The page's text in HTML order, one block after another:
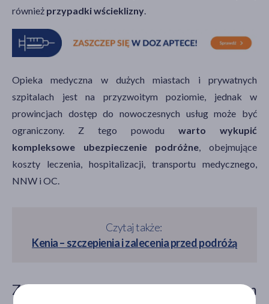
również przypadki wścieklizny
Opieka medyczna w dużych miastach i prywatnych
szpitalach jest na przyzwoitym poziomie, jednak w
prowincjach dostęp do nowoczesnych usług może być
ograniczony. Z tego powodu warto wykupić
kompleksowe ubezpieczenie podróżne, obejmujące
koszty leczenia, hospitalizacji, transportu medycznego,
NNW i OC.
Czytaj także:
Kenia – szczepienia i zalecenia przed podróżą
Zalecenia zdrowotne przed wyjazdem